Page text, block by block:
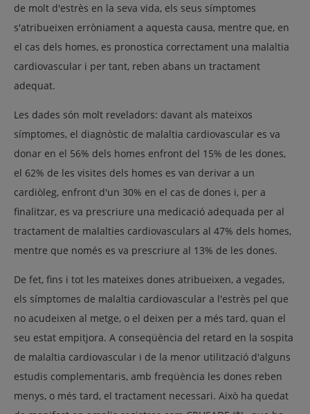
de molt d'estrès en la seva vida, els seus símptomes
s'atribueixen erròniament a aquesta causa, mentre que, en
el cas dels homes, es pronostica correctament una malaltia
cardiovascular i per tant, reben abans un tractament
adequat.
Les dades són molt reveladors: davant als mateixos
símptomes, el diagnòstic de malaltia cardiovascular es va
donar en el 56% dels homes enfront del 15% de les dones,
el 62% de les visites dels homes es van derivar a un
cardiòleg, enfront d'un 30% en el cas de dones i, per a
finalitzar, es va prescriure una medicació adequada per al
tractament de malalties cardiovasculars al 47% dels homes,
mentre que només es va prescriure al 13% de les dones.
De fet, fins i tot les mateixes dones atribueixen, a vegades,
els símptomes de malaltia cardiovascular a l'estrès pel que
no acudeixen al metge, o el deixen per a més tard, quan el
seu estat empitjora. A conseqüència del retard en la sospita
de malaltia cardiovascular i de la menor utilització d'alguns
estudis complementaris, amb freqüència les dones reben
menys, o més tard, el tractament necessari. Això ha quedat